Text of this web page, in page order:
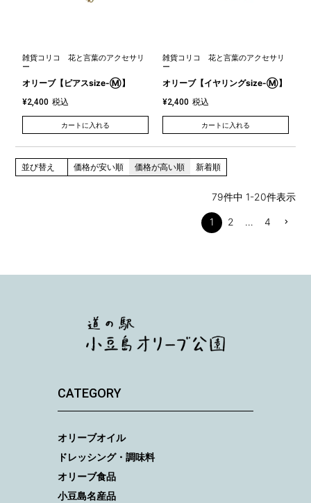
雑貨コリコ 花と言葉のアクセサリ
ー
オリーブ【ピアスsize-Ⓜ】
¥2,400 税込
カートに入れる
雑貨コリコ 花と言葉のアクセサリ
ー
オリーブ【イヤリングsize-Ⓜ】
¥2,400 税込
カートに入れる
並び替え 価格が安い順 価格が高い順 新着順
79件中 1-20件表示
1 2 … 4
CATEGORY
オリーブオイル
ドレッシング・調味料
オリーブ食品
小豆島名産品